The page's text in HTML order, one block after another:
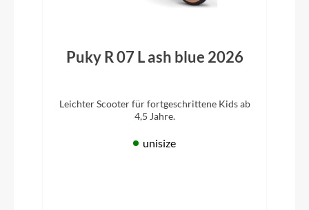
Puky R 07 L ash blue 2026
Leichter Scooter für fortgeschrittene Kids ab
4,5 Jahre.
unisize